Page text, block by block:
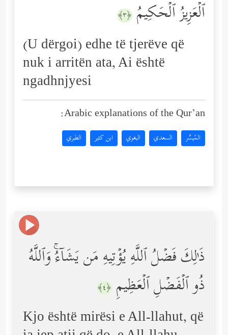
ٱلۡعَزِیزُ ٱلۡحَكِیمُ ﴿٣﴾
(U dërgoi) edhe të tjerëve që
nuk i arritën ata, Ai është
ngadhnjyesi
Arabic explanations of the Qur’an:
المُيسَّر السعدي البغوي ابن كثير الطبري
ذَ ٰ⁠لِكَ فَضۡلُ ٱللَّهِ یُؤۡتِیهِ مَن یَشَاۤءُۚ وَٱللَّهُ
ذُو ٱلۡفَضۡلِ ٱلۡعَظِیمِ ﴿٤﴾
Kjo është mirësi e All-llahut, që